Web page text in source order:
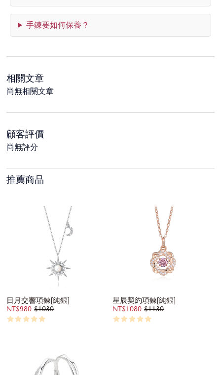
手鍊要如何保養？
相關文章
尚無相關文章
顧客評價
尚無評分
推薦商品
日月交響項鍊[純銀]
NT$980 $1030
星辰契約項鍊[純銀]
NT$1080 $1130